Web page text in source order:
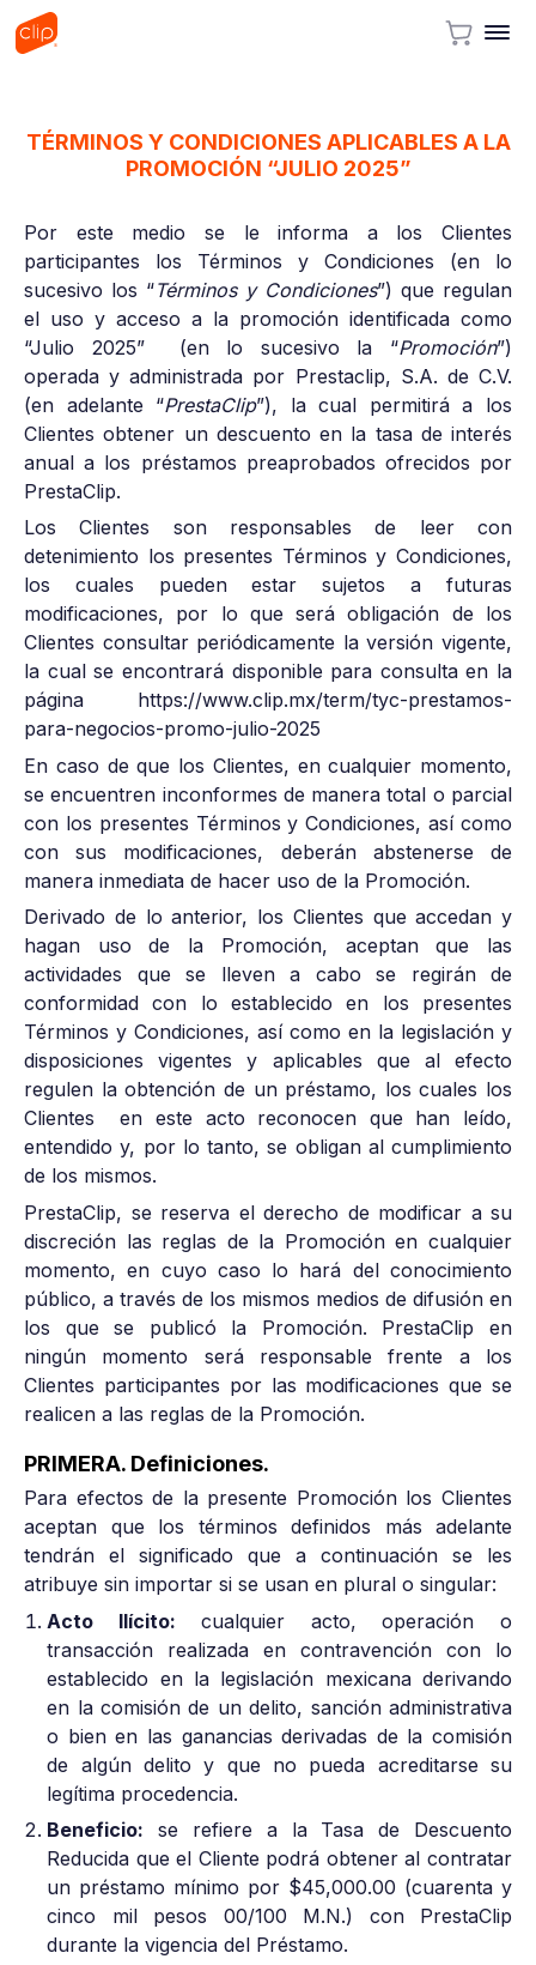
TÉRMINOS Y CONDICIONES APLICABLES A LA
PROMOCIÓN “JULIO 2025”
Por este medio se le informa a los Clientes
participantes los Términos y Condiciones (en lo
sucesivo los “Términos y Condiciones”) que regulan
el uso y acceso a la promoción identificada como
“Julio 2025” (en lo sucesivo la “Promoción”)
operada y administrada por Prestaclip, S.A. de C.V.
(en adelante “PrestaClip”), la cual permitirá a los
Clientes obtener un descuento en la tasa de interés
anual a los préstamos preaprobados ofrecidos por
PrestaClip.
Los Clientes son responsables de leer con
detenimiento los presentes Términos y Condiciones,
los cuales pueden estar sujetos a futuras
modificaciones, por lo que será obligación de los
Clientes consultar periódicamente la versión vigente,
la cual se encontrará disponible para consulta en la
página https://www.clip.mx/term/tyc-prestamos-
para-negocios-promo-julio-2025
En caso de que los Clientes, en cualquier momento,
se encuentren inconformes de manera total o parcial
con los presentes Términos y Condiciones, así como
con sus modificaciones, deberán abstenerse de
manera inmediata de hacer uso de la Promoción.
Derivado de lo anterior, los Clientes que accedan y
hagan uso de la Promoción, aceptan que las
actividades que se lleven a cabo se regirán de
conformidad con lo establecido en los presentes
Términos y Condiciones, así como en la legislación y
disposiciones vigentes y aplicables que al efecto
regulen la obtención de un préstamo, los cuales los
Clientes en este acto reconocen que han leído,
entendido y, por lo tanto, se obligan al cumplimiento
de los mismos.
PrestaClip, se reserva el derecho de modificar a su
discreción las reglas de la Promoción en cualquier
momento, en cuyo caso lo hará del conocimiento
público, a través de los mismos medios de difusión en
los que se publicó la Promoción. PrestaClip en
ningún momento será responsable frente a los
Clientes participantes por las modificaciones que se
realicen a las reglas de la Promoción.
PRIMERA. Definiciones.
Para efectos de la presente Promoción los Clientes
aceptan que los términos definidos más adelante
tendrán el significado que a continuación se les
atribuye sin importar si se usan en plural o singular:
Acto Ilícito: cualquier acto, operación o
transacción realizada en contravención con lo
establecido en la legislación mexicana derivando
en la comisión de un delito, sanción administrativa
o bien en las ganancias derivadas de la comisión
de algún delito y que no pueda acreditarse su
legítima procedencia.
Beneficio: se refiere a la Tasa de Descuento
Reducida que el Cliente podrá obtener al contratar
un préstamo mínimo por $45,000.00 (cuarenta y
cinco mil pesos 00/100 M.N.) con PrestaClip
durante la vigencia del Préstamo.